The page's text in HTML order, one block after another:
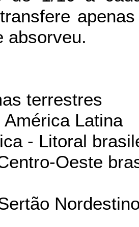
absorveu.
terrestres
Latina
- Litoral
Oeste